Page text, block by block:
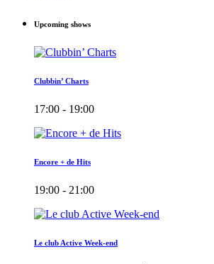
Upcoming shows
Clubbin’ Charts
17:00 - 19:00
Encore + de Hits
19:00 - 21:00
Le club Active Week-end